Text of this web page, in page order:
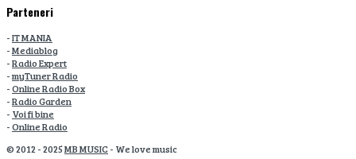
Parteneri
-IT MANIA
-Mediablog
-Radio Expert
-myTuner Radio
-Online Radio Box
-Radio Garden
- Voi fi bine
-Online Radio
© 2012 - 2025MB MUSIC- We love music